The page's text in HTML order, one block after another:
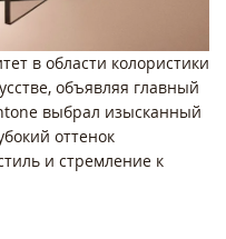
в области колористики
объявляя главный
выбрал изысканный
оттенок
и стремление к